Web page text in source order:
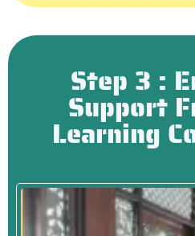
Step 3 :
Support
Learning